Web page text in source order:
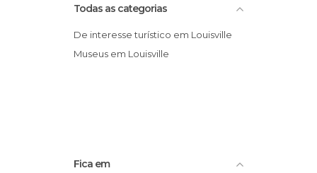
Todas as categorias
De interesse turístico em Louisville
Museus em Louisville
Fica em